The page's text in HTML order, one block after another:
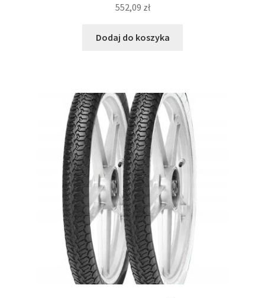
552,09 zł
Dodaj do koszyka